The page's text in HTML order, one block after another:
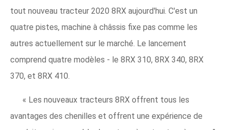
tout nouveau tracteur 2020 8RX aujourd'hui. C'est un
quatre pistes, machine à châssis fixe pas comme les
autres actuellement sur le marché. Le lancement
comprend quatre modèles - le 8RX 310, 8RX 340, 8RX
370, et 8RX 410.
« Les nouveaux tracteurs 8RX offrent tous les
avantages des chenilles et offrent une expérience de